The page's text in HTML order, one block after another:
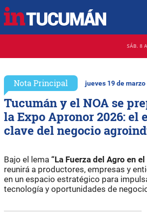
SÁB. 8
Nota Principal jueves 19 de marzo
Tucumán y el NOA se
la Expo Apronor 2026: el
clave del negocio
Bajo el lema “La Fuerza del Agro en el
reunirá a productores, empresas y
en un espacio estratégico para
tecnología y oportunidades de